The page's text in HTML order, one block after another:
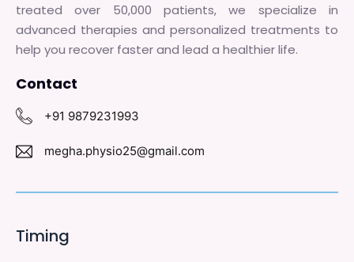
treated over 50,000 patients, we specialize in
advanced therapies and personalized treatments to
help you recover faster and lead a healthier life.
Contact
+91 9879231993
megha.physio25@gmail.com
Timing